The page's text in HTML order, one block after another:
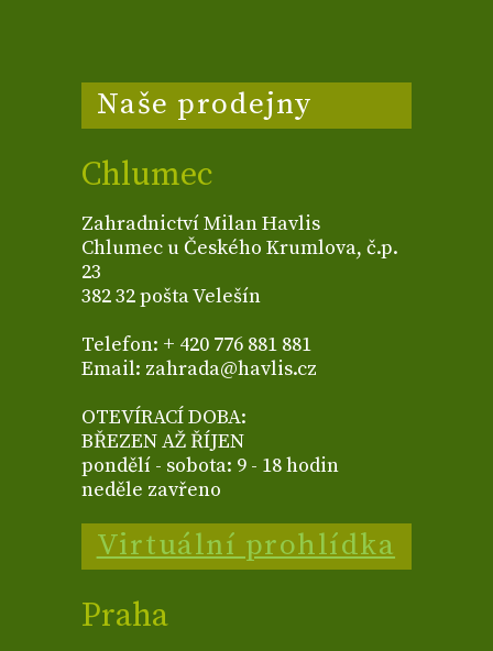
Naše prodejny
Chlumec
Zahradnictví Milan Havlis
Chlumec u Českého Krumlova, č.p.
23
382 32 pošta Velešín
Telefon: + 420 776 881 881
Email: zahrada@havlis.cz
OTEVÍRACÍ DOBA:
BŘEZEN AŽ ŘÍJEN
pondělí - sobota: 9 - 18 hodin
neděle zavřeno
Virtuální prohlídka
Praha